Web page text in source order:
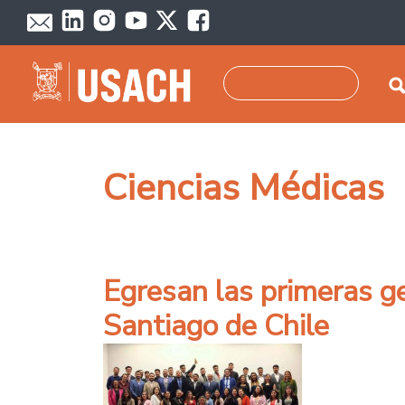
Pasar al contenido principal
Ciencias Médicas
Egresan las primeras
Santiago de Chile